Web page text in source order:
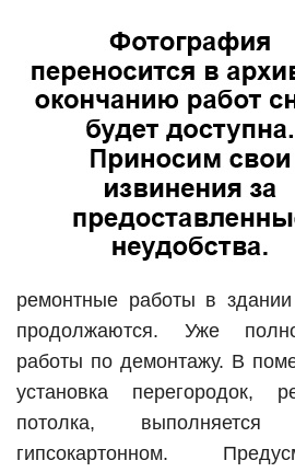
ремонтные работы в
продолжаются. Уже
работы по демонтажу. В
установка перегородок,
потолка,
гипсокартонном.